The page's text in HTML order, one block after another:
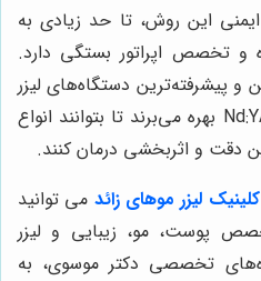
این روش، تا حد زیادی به
و تخصص اپراتور بستگی دارد.
و پیشرفته‌ترین دستگاه‌های لیزر
مانند الکساندریت، دایود و Nd:YAG بهره می‌برند تا بتوانند انواع
دقت و اثربخشی درمان کنند.
لیزر موهای زائد می توانید
پوست، مو، زیبایی و لیزر
تخصصی دکتر موسوی، به